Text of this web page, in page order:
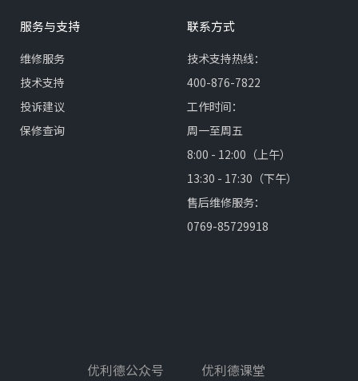
服务与支持
维修服务
技术支持
投诉建议
保修查询
联系方式
技术支持热线：
400-876-7822
工作时间：
周一至周五
8:00 - 12:00（上午）
13:30 - 17:30（下午）
售后维修服务：
0769-85729918
优利德公众号 优利德课堂